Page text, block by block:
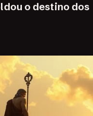
o destino dos